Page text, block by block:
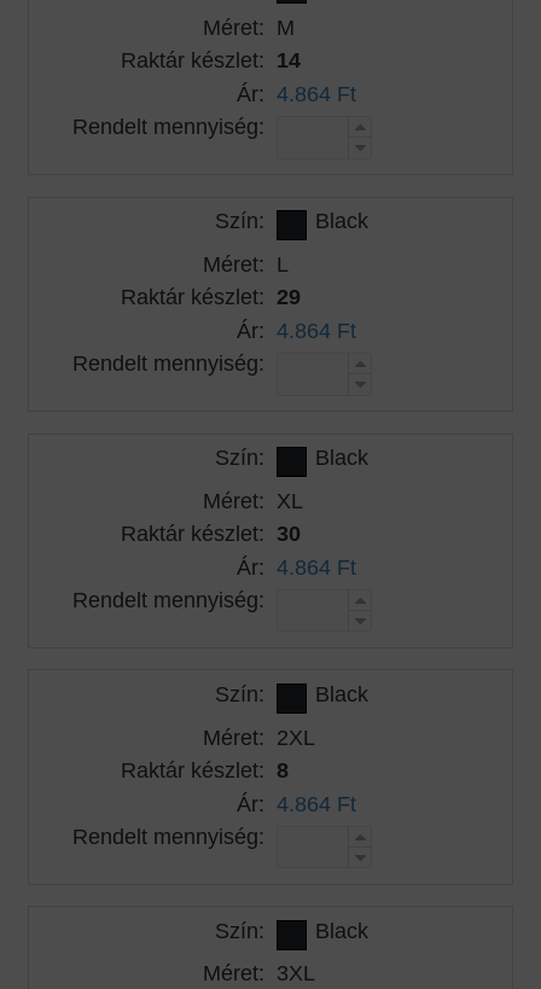
Méret: M
Raktár készlet: 14
Ár: 4.864 Ft
Rendelt mennyiség:
Szín:
Black
Méret: L
Raktár készlet: 29
Ár: 4.864 Ft
Rendelt mennyiség:
Szín:
Black
Méret: XL
Raktár készlet: 30
Ár: 4.864 Ft
Rendelt mennyiség:
Szín:
Black
Méret: 2XL
Raktár készlet: 8
Ár: 4.864 Ft
Rendelt mennyiség:
Szín:
Black
Méret: 3XL